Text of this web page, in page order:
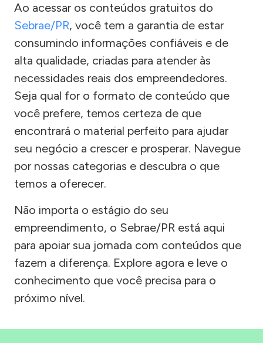
Ao acessar os conteúdos gratuitos do
Sebrae/PR, você tem a garantia de estar
consumindo informações confiáveis e de
alta qualidade, criadas para atender às
necessidades reais dos empreendedores.
Seja qual for o formato de conteúdo que
você prefere, temos certeza de que
encontrará o material perfeito para ajudar
seu negócio a crescer e prosperar. Navegue
por nossas categorias e descubra o que
temos a oferecer.
Não importa o estágio do seu
empreendimento, o Sebrae/PR está aqui
para apoiar sua jornada com conteúdos que
fazem a diferença. Explore agora e leve o
conhecimento que você precisa para o
próximo nível.